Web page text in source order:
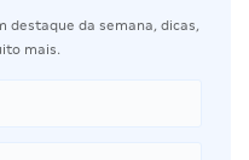
destaque da semana, dicas,
mais.